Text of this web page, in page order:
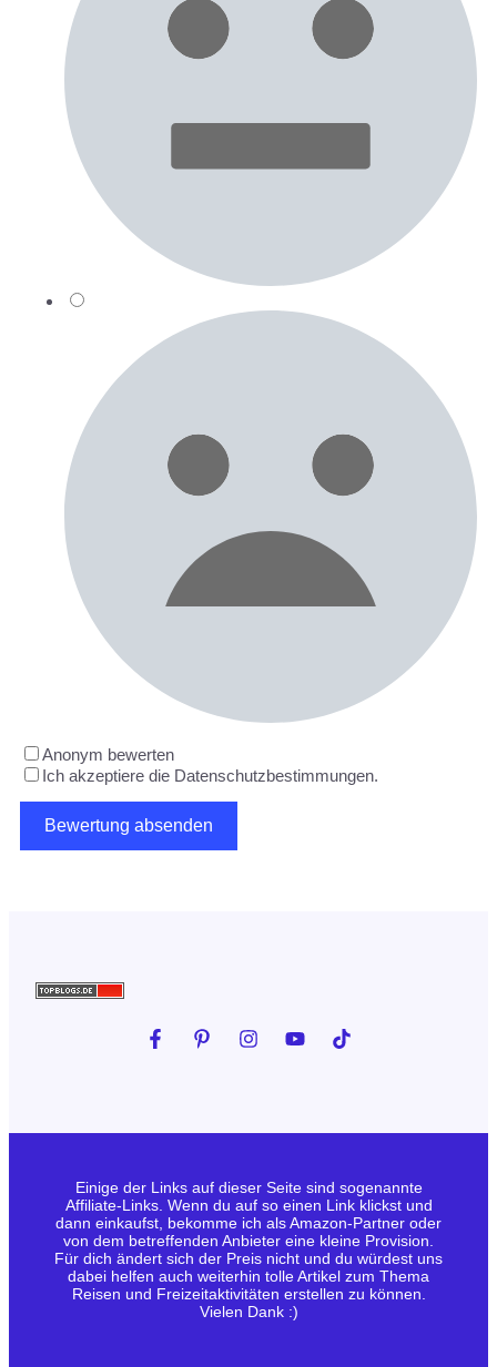
Anonym bewerten
Ich akzeptiere die Datenschutzbestimmungen.
Einige der Links auf dieser Seite sind sogenannte
Affiliate-Links. Wenn du auf so einen Link klickst und
dann einkaufst, bekomme ich als Amazon-Partner oder
von dem betreffenden Anbieter eine kleine Provision.
Für dich ändert sich der Preis nicht und du würdest uns
dabei helfen auch weiterhin tolle Artikel zum Thema
Reisen und Freizeitaktivitäten erstellen zu können.
Vielen Dank :)